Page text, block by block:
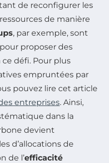
de reconfigurer les
de manière
, par exemple, sont
proposer des
défi. Pour plus
empruntées par
pouvez lire cet article
entreprises. Ainsi,
dans la
devient
d’allocations de
de l’efficacité